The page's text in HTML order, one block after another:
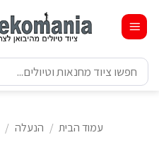
content
חיפוש
עבור:
עמוד הבית / הנעלה /